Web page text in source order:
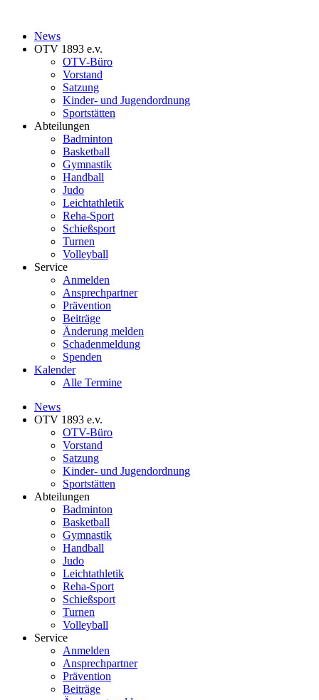
News
OTV 1893 e.v.
OTV-Büro
Vorstand
Satzung
Kinder- und Jugendordnung
Sportstätten
Abteilungen
Badminton
Basketball
Gymnastik
Handball
Judo
Leichtathletik
Reha-Sport
Schießsport
Turnen
Volleyball
Service
Anmelden
Ansprechpartner
Prävention
Beiträge
Änderung melden
Schadenmeldung
Spenden
Kalender
Alle Termine
News
OTV 1893 e.v.
OTV-Büro
Vorstand
Satzung
Kinder- und Jugendordnung
Sportstätten
Abteilungen
Badminton
Basketball
Gymnastik
Handball
Judo
Leichtathletik
Reha-Sport
Schießsport
Turnen
Volleyball
Service
Anmelden
Ansprechpartner
Prävention
Beiträge